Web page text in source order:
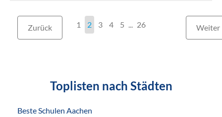
Zurück 1 2 3 4 5 26 Weiter
Toplisten nach Städten
Beste Schulen Aachen